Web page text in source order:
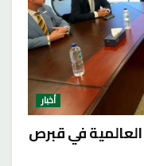
أخبار
في قبرص